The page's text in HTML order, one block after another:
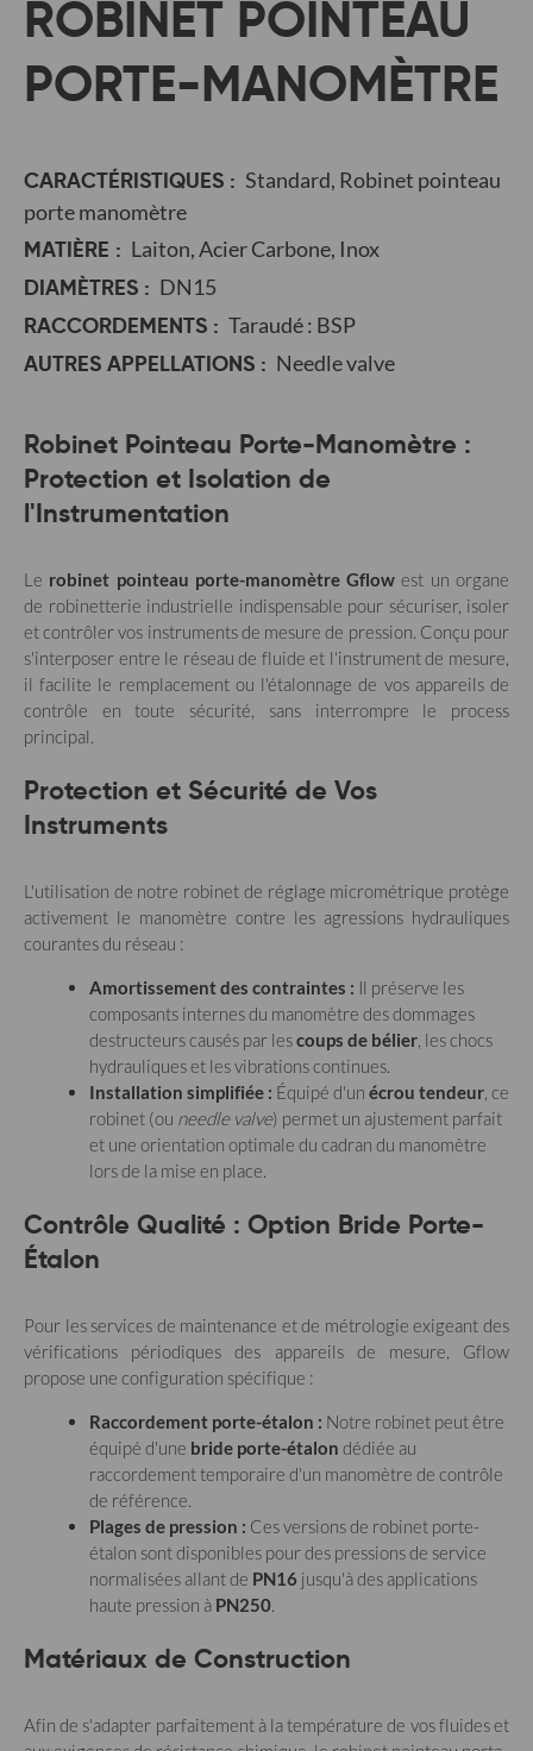
ROBINET POINTEAU
PORTE-MANOMÈTRE
CARACTÉRISTIQUES : Standard, Robinet pointeau
porte manomètre
MATIÈRE : Laiton, Acier Carbone, Inox
DIAMÈTRES : DN15
RACCORDEMENTS : Taraudé : BSP
AUTRES APPELLATIONS : Needle valve
Robinet Pointeau Porte-Manomètre :
Protection et Isolation de
l'Instrumentation
Le robinet pointeau porte-manomètre Gflow est un organe
de robinetterie industrielle indispensable pour sécuriser, isoler
et contrôler vos instruments de mesure de pression. Conçu pour
s'interposer entre le réseau de fluide et l'instrument de mesure,
il facilite le remplacement ou l'étalonnage de vos appareils de
contrôle en toute sécurité, sans interrompre le process
principal.
Protection et Sécurité de Vos
Instruments
L'utilisation de notre robinet de réglage micrométrique protège
activement le manomètre contre les agressions hydrauliques
courantes du réseau :
Amortissement des contraintes : Il préserve les
composants internes du manomètre des dommages
destructeurs causés par lescoups de bélier, les chocs
hydrauliques et les vibrations continues.
Installation simplifiée : Équipé d'un écrou tendeur, ce
robinet (ou needle valve) permet un ajustement parfait
et une orientation optimale du cadran du manomètre
lors de la mise en place.
Contrôle Qualité : Option Bride Porte-
Étalon
Pour les services de maintenance et de métrologie exigeant des
vérifications périodiques des appareils de mesure, Gflow
propose une configuration spécifique :
Raccordement porte-étalon : Notre robinet peut être
équipé d'une bride porte-étalon dédiée au
raccordement temporaire d'un manomètre de contrôle
de référence.
Plages de pression : Ces versions de robinet porte-
étalon sont disponibles pour des pressions de service
normalisées allant de PN16 jusqu'à des applications
haute pression à PN250.
Matériaux de Construction
Afin de s'adapter parfaitement à la température de vos fluides et